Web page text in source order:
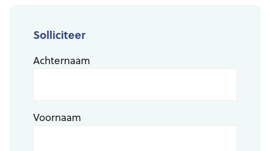
Solliciteer
Achternaam
Voornaam